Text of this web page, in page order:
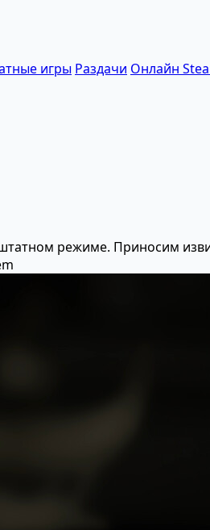
игры Раздачи Онлайн
режиме. Приносим